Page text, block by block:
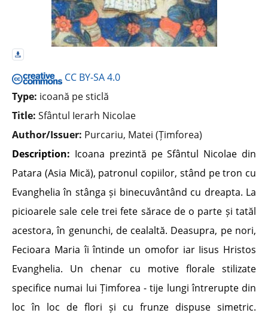
CC BY-SA 4.0
Type: icoană pe sticlă
Title: Sfântul Ierarh Nicolae
Author/Issuer: Purcariu, Matei (Țimforea)
Description: Icoana prezintă pe Sfântul Nicolae din
Patara (Asia Mică), patronul copiilor, stând pe tron cu
Evanghelia în stânga și binecuvântând cu dreapta. La
picioarele sale cele trei fete sărace de o parte și tatăl
acestora, în genunchi, de cealaltă. Deasupra, pe nori,
Fecioara Maria îi întinde un omofor iar Iisus Hristos
Evanghelia. Un chenar cu motive florale stilizate
specifice numai lui Țimforea - tije lungi întrerupte din
loc în loc de flori și cu frunze dispuse simetric.